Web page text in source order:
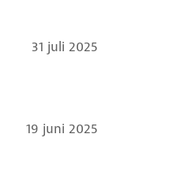
31 juli 2025
19 juni 2025